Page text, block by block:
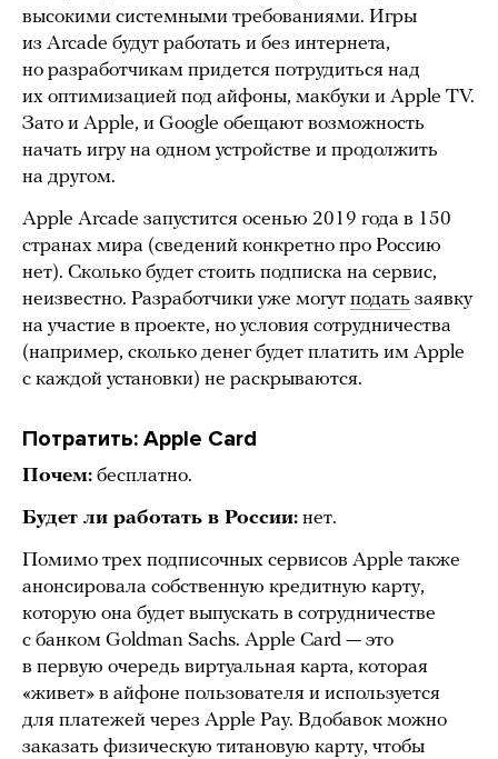
высокими системными требованиями. Игры
из Arcade будут работать и без интернета,
но разработчикам придется потрудиться над
их оптимизацией под айфоны, макбуки и Apple TV.
Зато и Apple, и Google обещают возможность
начать игру на одном устройстве и продолжить
на другом.
Apple Arcade запустится осенью 2019 года в 150
странах мира (сведений конкретно про Россию
нет). Сколько будет стоить подписка на сервис,
неизвестно. Разработчики уже могут подать заявку
на участие в проекте, но условия сотрудничества
(например, сколько денег будет платить им Apple
с каждой установки) не раскрываются.
Потратить: Apple Card
Почем: бесплатно.
Будет ли работать в России: нет.
Помимо трех подписочных сервисов Apple также
анонсировала собственную кредитную карту,
которую она будет выпускать в сотрудничестве
с банком Goldman Sachs. Apple Card — это
в первую очередь виртуальная карта, которая
«живет» в айфоне пользователя и используется
для платежей через Apple Pay. Вдобавок можно
заказать физическую титановую карту, чтобы